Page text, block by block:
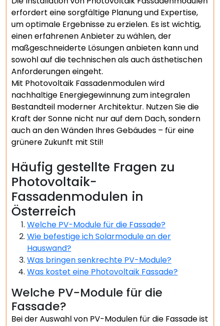
erfordert eine sorgfältige Planung und Expertise,
um optimale Ergebnisse zu erzielen. Es ist wichtig,
einen erfahrenen Anbieter zu wählen, der
maßgeschneiderte Lösungen anbieten kann und
sowohl auf die technischen als auch ästhetischen
Anforderungen eingeht.
Mit Photovoltaik Fassadenmodulen wird
nachhaltige Energiegewinnung zum integralen
Bestandteil moderner Architektur. Nutzen Sie die
Kraft der Sonne nicht nur auf dem Dach, sondern
auch an den Wänden Ihres Gebäudes – für eine
grünere Zukunft mit Stil!
Häufig gestellte Fragen zu
Photovoltaik-
Fassadenmodulen in
Österreich
Welche PV-Module für die Fassade?
Wie befestige ich Solarmodule an der
Hauswand?
Was bringen senkrechte PV-Module?
Was kostet eine Photovoltaik Fassade?
Welche PV-Module für die
Fassade?
Bei der Auswahl von PV-Modulen für die Fassade ist